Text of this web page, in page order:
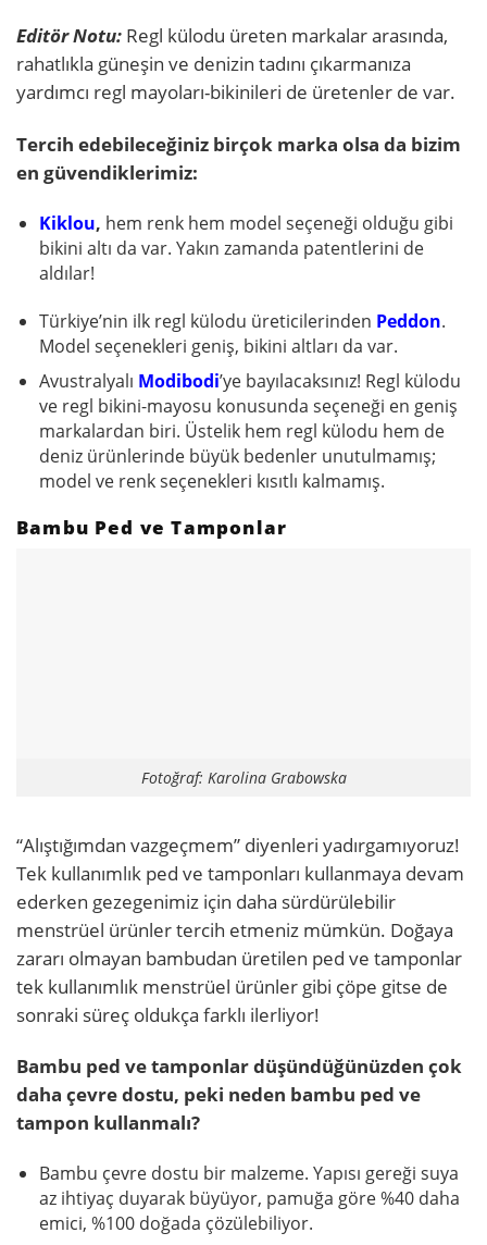
Editör Notu: Regl külodu üreten markalar arasında,
rahatlıkla güneşin ve denizin tadını çıkarmanıza
yardımcı regl mayoları-bikinileri de üretenler de var.
Tercih edebileceğiniz birçok marka olsa da bizim
en güvendiklerimiz:
Kiklou, hem renk hem model seçeneği olduğu gibi
bikini altı da var. Yakın zamanda patentlerini de
aldılar!
Türkiye’nin ilk regl külodu üreticilerinden Peddon.
Model seçenekleri geniş, bikini altları da var.
Avustralyalı Modibodi’ye bayılacaksınız! Regl külodu
ve regl bikini-mayosu konusunda seçeneği en geniş
markalardan biri. Üstelik hem regl külodu hem de
deniz ürünlerinde büyük bedenler unutulmamış;
model ve renk seçenekleri kısıtlı kalmamış.
Bambu Ped ve Tamponlar
Fotoğraf: Karolina Grabowska
“Alıştığımdan vazgeçmem” diyenleri yadırgamıyoruz!
Tek kullanımlık ped ve tamponları kullanmaya devam
ederken gezegenimiz için daha sürdürülebilir
menstrüel ürünler tercih etmeniz mümkün. Doğaya
zararı olmayan bambudan üretilen ped ve tamponlar
tek kullanımlık menstrüel ürünler gibi çöpe gitse de
sonraki süreç oldukça farklı ilerliyor!
Bambu ped ve tamponlar düşündüğünüzden çok
daha çevre dostu, peki neden bambu ped ve
tampon kullanmalı?
Bambu çevre dostu bir malzeme. Yapısı gereği suya
az ihtiyaç duyarak büyüyor, pamuğa göre %40 daha
emici, %100 doğada çözülebiliyor.